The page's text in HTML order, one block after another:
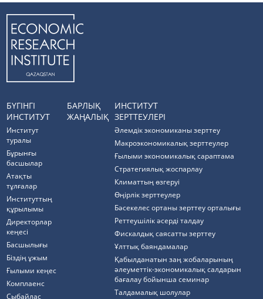
БҮГІНГІ
ИНСТИТУТ
Институт
туралы
Бұрынғы
басшылар
Атақты
тұлғалар
Институттың
құрылымы
Директорлар
кеңесі
Басшылығы
Біздің ұжым
Ғылыми кеңес
Комплаенс
Cыбайлас
БАРЛЫҚ
ЖАҢАЛЫҚ
ИНСТИТУТ
ЗЕРТТЕУЛЕРІ
Әлемдік экономиканы зерттеу
Макроэкономикалық зерттеулер
Ғылыми экономикалық сараптама
Стратегиялық жоспарлау
Климаттың өзгеруі
Өңірлік зерттеулер
Бәсекелес ортаны зерттеу орталығы
Реттеушілік әсерді талдау
Фискалдық саясатты зерттеу
Ұлттық баяндамалар
Қабылданатын заң жобаларының
әлеуметтік-экономикалық салдарын
бағалау бойынша семинар
Талдамалық шолулар